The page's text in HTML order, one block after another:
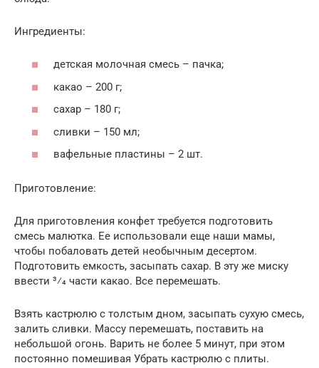
Ингредиенты:
детская молочная смесь – пачка;
какао – 200 г;
сахар – 180 г;
сливки – 150 мл;
вафельные пластины – 2 шт.
Приготовление:
Для приготовления конфет требуется подготовить
смесь малютка. Ее использовали еще наши мамы,
чтобы побаловать детей необычным десертом.
Подготовить емкость, засыпать сахар. В эту же миску
ввести 3⁄4 части какао. Все перемешать.
Взять кастрюлю с толстым дном, засыпать сухую смесь,
залить сливки. Массу перемешать, поставить на
небольшой огонь. Варить не более 5 минут, при этом
постоянно помешивая Убрать кастрюлю с плиты.